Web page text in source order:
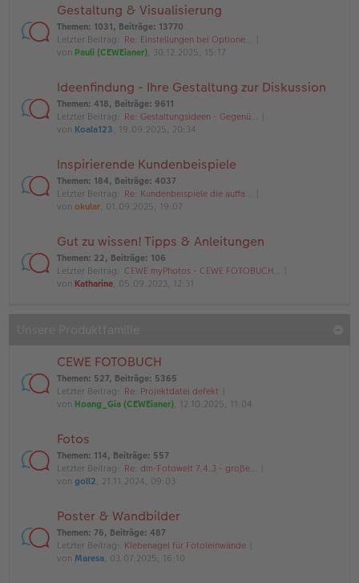
Gestaltung & Visualisierung
Themen: 1031, Beiträge: 13770
Letzter Beitrag: Re: Einstellungen bei Optione…
von Pauli (CEWEianer), 30.12.2025, 15:17
Ideenfindung - Ihre Gestaltung zur Diskussion
Themen: 418, Beiträge: 9611
Letzter Beitrag: Re: Gestaltungsideen - Gegenü…
von Koala123, 19.09.2025, 20:34
Inspirierende Kundenbeispiele
Themen: 184, Beiträge: 4037
Letzter Beitrag: Re: Kundenbeispiele die auffa…
von okular, 01.09.2025, 19:07
Gut zu wissen! Tipps & Anleitungen
Themen: 22, Beiträge: 106
Letzter Beitrag: CEWE myPhotos - CEWE FOTOBUCH…
von Katharine, 05.09.2023, 12:31
CEWE FOTOBUCH
Themen: 527, Beiträge: 5365
Letzter Beitrag: Re: Projektdatei defekt
von Hoang_Gia (CEWEianer), 12.10.2025, 11:04
Fotos
Themen: 114, Beiträge: 557
Letzter Beitrag: Re: dm-Fotowelt 7.4.3 - große…
von goll2, 21.11.2024, 09:03
Poster & Wandbilder
Themen: 76, Beiträge: 487
Letzter Beitrag: Klebenagel für Fotoleinwände
von Maresa, 03.07.2025, 16:10